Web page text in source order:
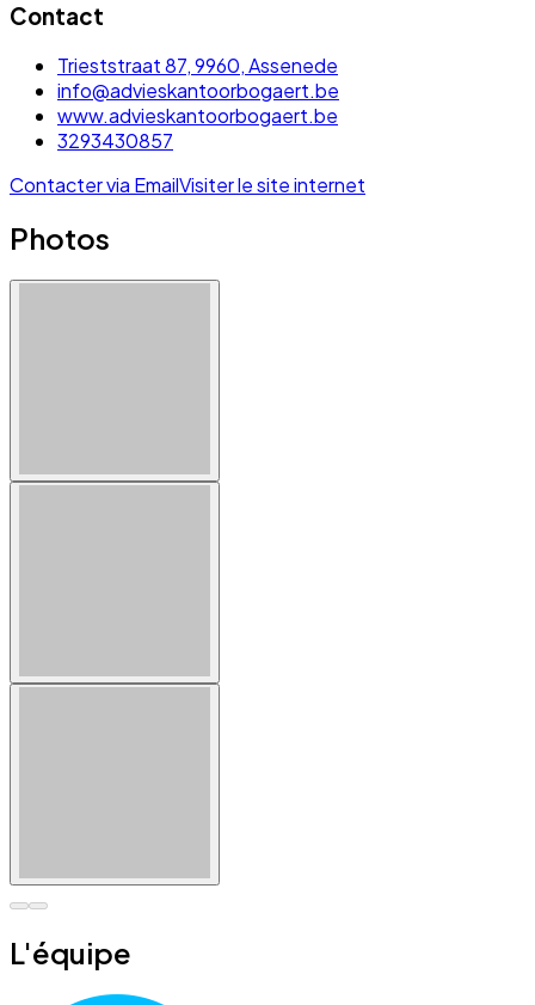
Contact
Trieststraat 87, 9960, Assenede
info@advieskantoorbogaert.be
www.advieskantoorbogaert.be
3293430857
Contacter via EmailVisiter le site internet
Photos
L'équipe